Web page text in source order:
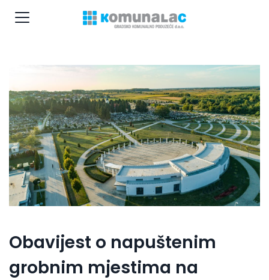
Obavijest o napuštenim
grobnim mjestima na